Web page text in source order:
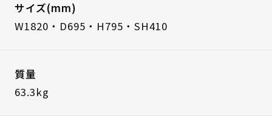
サイズ(mm)
W1820・D695・H795・SH410
質量
63.3kg